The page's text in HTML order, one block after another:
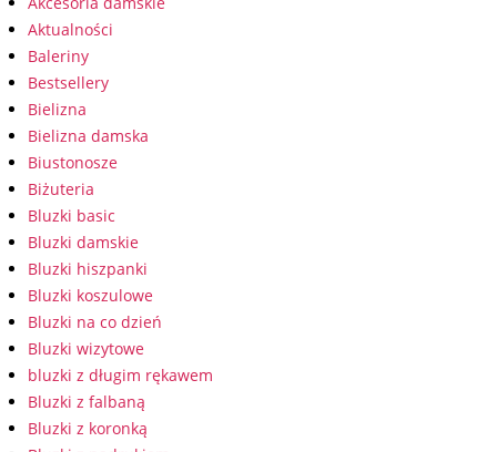
Aktualności
Baleriny
Bestsellery
Bielizna
Bielizna damska
Biustonosze
Biżuteria
Bluzki basic
Bluzki damskie
Bluzki hiszpanki
Bluzki koszulowe
Bluzki na co dzień
Bluzki wizytowe
bluzki z długim rękawem
Bluzki z falbaną
Bluzki z koronką